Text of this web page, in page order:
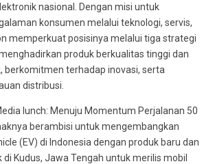
nasional. Dengan misi untuk
konsumen melalui teknologi, servis,
memperkuat posisinya melalui tiga strategi
produk berkualitas tinggi dan
berkomitmen terhadap inovasi, serta
distribusi.
lunch: Menuju Momentum Perjalanan 50
berambisi untuk mengembangkan
(EV) di Indonesia dengan produk baru dan
Kudus, Jawa Tengah untuk merilis mobil